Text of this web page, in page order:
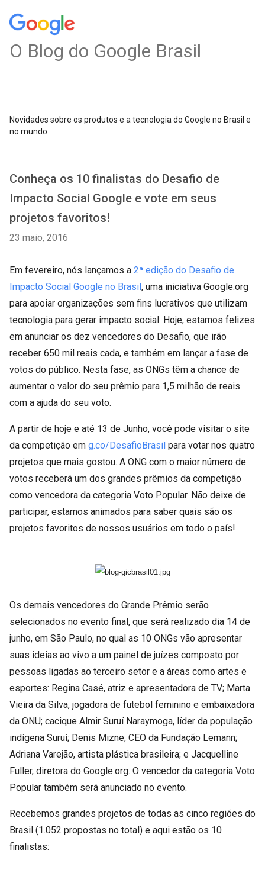
O Blog do Google Brasil
Novidades sobre os produtos e a tecnologia do Google no Brasil e
no mundo
Conheça os 10 finalistas do Desafio de
Impacto Social Google e vote em seus
projetos favoritos!
23 maio, 2016
Em fevereiro, nós lançamos a 2ª edição do Desafio de
Impacto Social Google no Brasil, uma iniciativa Google.org
para apoiar organizações sem fins lucrativos que utilizam
tecnologia para gerar impacto social. Hoje, estamos felizes
em anunciar os dez vencedores do Desafio, que irão
receber 650 mil reais cada, e também em lançar a fase de
votos do público. Nesta fase, as ONGs têm a chance de
aumentar o valor do seu prêmio para 1,5 milhão de reais
com a ajuda do seu voto.
A partir de hoje e até 13 de Junho, você pode visitar o site
da competição em g.co/DesafioBrasil para votar nos quatro
projetos que mais gostou. A ONG com o maior número de
votos receberá um dos grandes prêmios da competição
como vencedora da categoria Voto Popular. Não deixe de
participar, estamos animados para saber quais são os
projetos favoritos de nossos usuários em todo o país!
Os demais vencedores do Grande Prêmio serão
selecionados no evento final, que será realizado dia 14 de
junho, em São Paulo, no qual as 10 ONGs vão apresentar
suas ideias ao vivo a um painel de juízes composto por
pessoas ligadas ao terceiro setor e a áreas como artes e
esportes: Regina Casé, atriz e apresentadora de TV; Marta
Vieira da Silva, jogadora de futebol feminino e embaixadora
da ONU; cacique Almir Suruí Naraymoga, líder da população
indígena Suruí; Denis Mizne, CEO da Fundação Lemann;
Adriana Varejão, artista plástica brasileira; e Jacquelline
Fuller, diretora do Google.org. O vencedor da categoria Voto
Popular também será anunciado no evento.
Recebemos grandes projetos de todas as cinco regiões do
Brasil (1.052 propostas no total) e aqui estão os 10
finalistas: